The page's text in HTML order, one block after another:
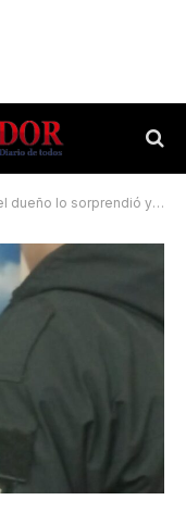
lo sorprendió y llamó al 911